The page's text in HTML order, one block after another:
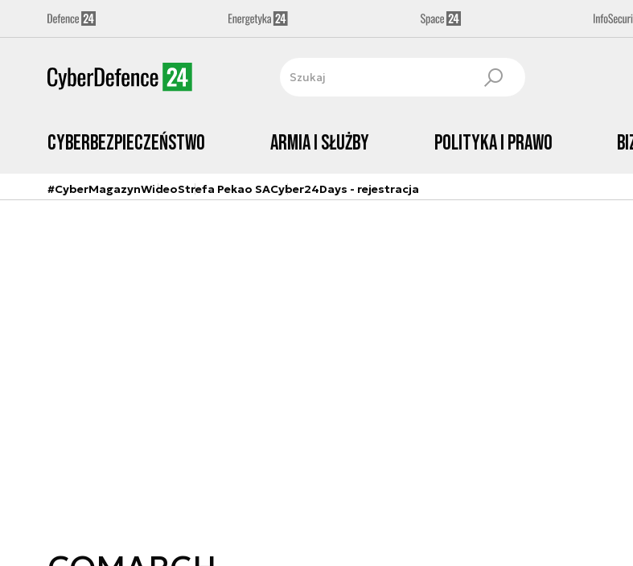
Cyberbezpieczeństwo Armia i Służby Polityka i prawo
#CyberMagazynWideoStrefa Pekao SACyber24Days - rejestracja